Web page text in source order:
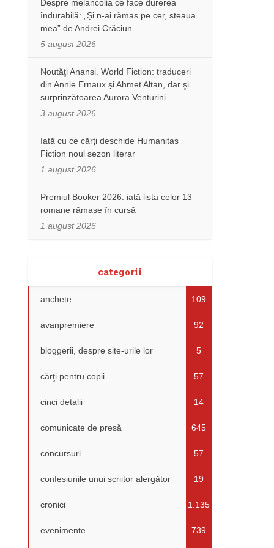
Despre melancolia ce face durerea
îndurabilă: „Și n-ai rămas pe cer, steaua
mea” de Andrei Crăciun
5 august 2026
Noutăţi Anansi. World Fiction: traduceri
din Annie Ernaux și Ahmet Altan, dar şi
surprinzătoarea Aurora Venturini
3 august 2026
Iată cu ce cărţi deschide Humanitas
Fiction noul sezon literar
1 august 2026
Premiul Booker 2026: iată lista celor 13
romane rămase în cursă
1 august 2026
categorii
anchete 109
avanpremiere 92
bloggerii, despre site-urile lor 5
cărţi pentru copii 57
cinci detalii 14
comunicate de presă 645
concursuri 57
confesiunile unui scriitor alergător 19
cronici 1.135
evenimente 739